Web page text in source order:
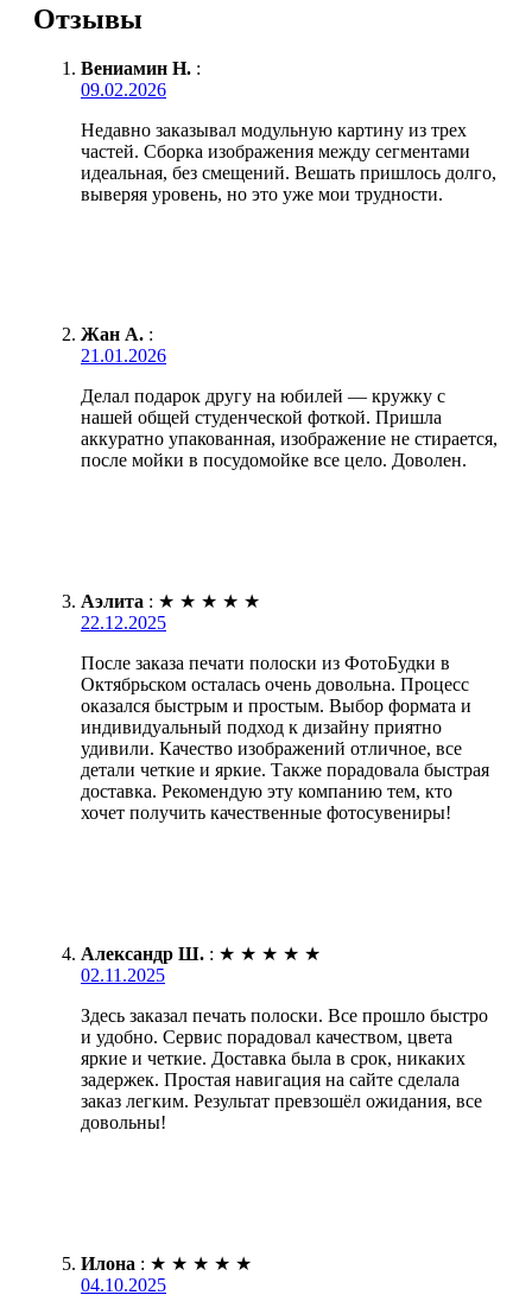
Отзывы
Вениамин Н. :
09.02.2026
Недавно заказывал модульную картину из трех
частей. Сборка изображения между сегментами
идеальная, без смещений. Вешать пришлось долго,
выверяя уровень, но это уже мои трудности.
Жан А. :
21.01.2026
Делал подарок другу на юбилей — кружку с
нашей общей студенческой фоткой. Пришла
аккуратно упакованная, изображение не стирается,
после мойки в посудомойке все цело. Доволен.
Аэлита : ★ ★ ★ ★ ★
22.12.2025
После заказа печати полоски из ФотоБудки в
Октябрьском осталась очень довольна. Процесс
оказался быстрым и простым. Выбор формата и
индивидуальный подход к дизайну приятно
удивили. Качество изображений отличное, все
детали четкие и яркие. Также порадовала быстрая
доставка. Рекомендую эту компанию тем, кто
хочет получить качественные фотосувениры!
Александр Ш. : ★ ★ ★ ★ ★
02.11.2025
Здесь заказал печать полоски. Все прошло быстро
и удобно. Сервис порадовал качеством, цвета
яркие и четкие. Доставка была в срок, никаких
задержек. Простая навигация на сайте сделала
заказ легким. Результат превзошёл ожидания, все
довольны!
Илона : ★ ★ ★ ★ ★
04.10.2025